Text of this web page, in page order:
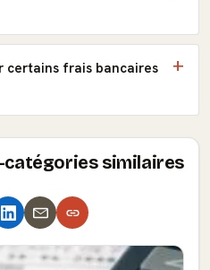
certains frais bancaires
similaires